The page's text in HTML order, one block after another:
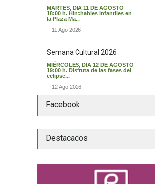
MARTES, DIA 11 DE AGOSTO
18:00 h. Hinchables infantiles en
la Plaza Ma...
11 Ago 2026
Semana Cultural 2026
MIÉRCOLES, DIA 12 DE AGOSTO
19:00 h. Disfruta de las fases del
eclipse...
12 Ago 2026
Facebook
Destacados